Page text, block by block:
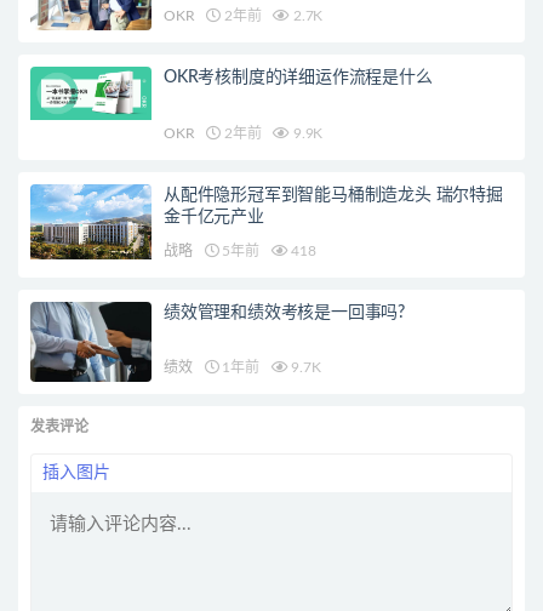
OKR 2年前 2.7K
OKR考核制度的详细运作流程是什么
OKR 2年前 9.9K
从配件隐形冠军到智能马桶制造龙头 瑞尔特掘
金千亿元产业
战略 5年前 418
绩效管理和绩效考核是一回事吗?
绩效 1年前 9.7K
发表评论
插入图片